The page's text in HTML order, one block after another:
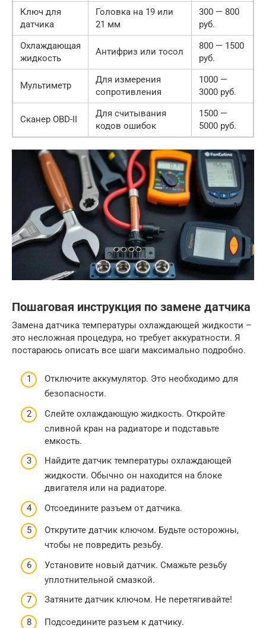
Ключ для
датчика
Головка на 19 или
21 мм
300 — 800
руб.
Охлаждающая
жидкость
Антифриз или тосол
800 — 1500
руб.
Мультиметр
Для измерения
сопротивления
1000 —
3000 руб.
Сканер OBD-II
Для считывания
кодов ошибок
1500 —
5000 руб.
Пошаговая инструкция по замене датчика
Замена датчика температуры охлаждающей жидкости –
это несложная процедура, но требует аккуратности. Я
постараюсь описать все шаги максимально подробно.
Отключите аккумулятор. Это необходимо для
безопасности.
Слейте охлаждающую жидкость. Откройте
сливной кран на радиаторе и подставьте
емкость.
Найдите датчик температуры охлаждающей
жидкости. Обычно он находится на блоке
двигателя или на радиаторе.
Отсоедините разъем от датчика.
Открутите датчик ключом. Будьте осторожны,
чтобы не повредить резьбу.
Установите новый датчик. Смажьте резьбу
уплотнительной смазкой.
Затяните датчик ключом. Не перетягивайте!
Подсоедините разъем к датчику.